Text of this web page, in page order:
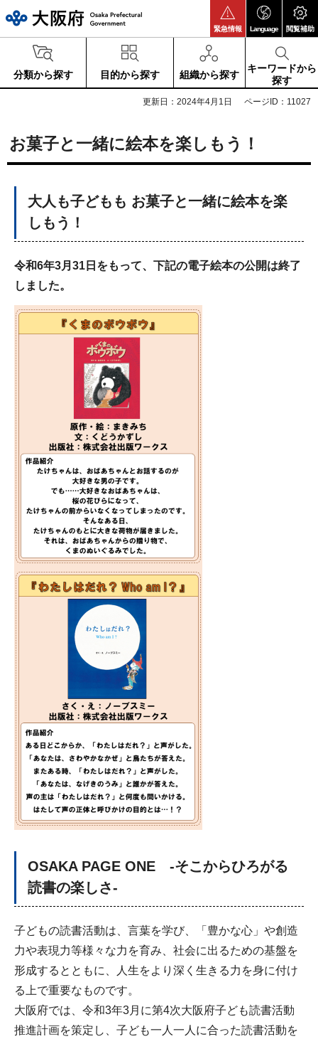
緊急情報 Language 閲覧補助
分類から探す 目的から探す 組織から探す
キーワードから
探す
更新日：2024年4月1日 ページID：11027
お菓子と一緒に絵本を楽しもう！
大人も子どもも お菓子と一緒に絵本を楽
しもう！
令和6年3月31日をもって、下記の電子絵本の公開は終了
しました。
OSAKA PAGE ONE -そこからひろがる
読書の楽しさ-
子どもの読書活動は、言葉を学び、「豊かな心」や創造
力や表現力等様々な力を育み、社会に出るための基盤を
形成するとともに、人生をより深く生きる力を身に付け
る上で重要なものです。
大阪府では、令和3年3月に第4次大阪府子ども読書活動
推進計画を策定し、子ども一人一人に合った読書活動を